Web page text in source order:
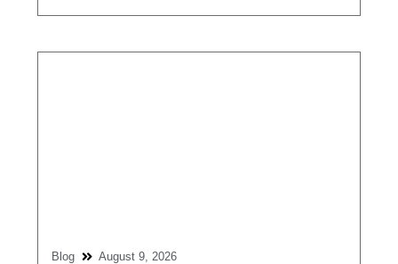
Blog August 9, 2026